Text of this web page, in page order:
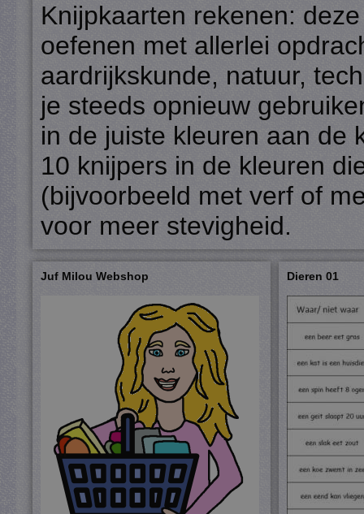
Knijpkaarten rekenen:
oefenen met allerlei
aardrijkskunde, natuur,
je steeds opnieuw
in de juiste kleuren aan de
10 knijpers in de kleuren
(bijvoorbeeld met verf of
voor meer stevigheid.
Juf Milou Webshop Dieren 01